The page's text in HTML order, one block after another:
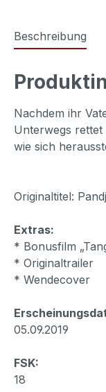
Beschreibung
Nachdem ihr
Unterwegs rettet
wie sich
Originaltitel:
Extras:
* Bonusfilm
* Originaltrailer
* Wendecover
05.09.2019
FSK:
18